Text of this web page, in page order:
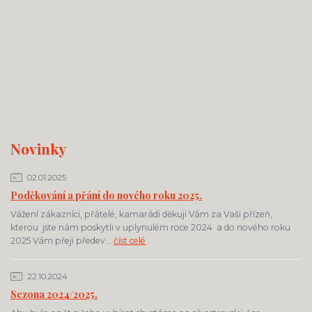
Novinky
02.01.2025
Poděkování a přání do nového roku 2025.
Vážení zákazníci, přátelé, kamarádi děkuji Vám za Vaši přízeň,
kterou jste nám poskytli v uplynulém roce 2024 a do nového roku
2025 Vám přeji předev... číst celé
22.10.2024
Sezona 2024/2025.